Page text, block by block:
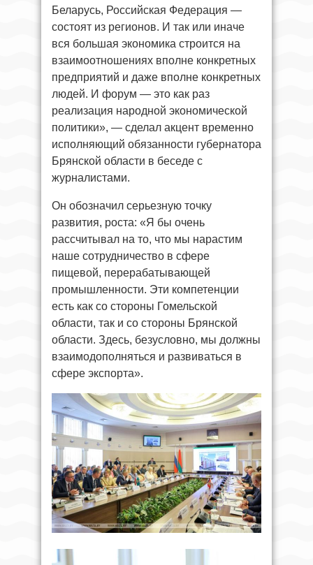
Беларусь, Российская Федерация —
состоят из регионов. И так или иначе
вся большая экономика строится на
взаимоотношениях вполне конкретных
предприятий и даже вполне конкретных
людей. И форум — это как раз
реализация народной экономической
политики», — сделал акцент временно
исполняющий обязанности губернатора
Брянской области в беседе с
журналистами.
Он обозначил серьезную точку
развития, роста: «Я бы очень
рассчитывал на то, что мы нарастим
наше сотрудничество в сфере
пищевой, перерабатывающей
промышленности. Эти компетенции
есть как со стороны Гомельской
области, так и со стороны Брянской
области. Здесь, безусловно, мы должны
взаимодополняться и развиваться в
сфере экспорта».